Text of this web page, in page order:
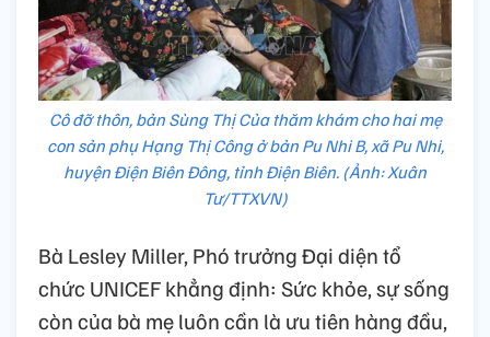
Cô đỡ thôn, bản Sùng Thị Của thăm khám cho hai mẹ
con sản phụ Hạng Thị Công ở bản Pu Nhi B, xã Pu Nhi,
huyện Điện Biên Đông, tỉnh Điện Biên. (Ảnh: Xuân
Tư/TTXVN)
Bà Lesley Miller, Phó trưởng Đại diện tổ
chức UNICEF khẳng định: Sức khỏe, sự sống
còn của bà mẹ luôn cần là ưu tiên hàng đầu,